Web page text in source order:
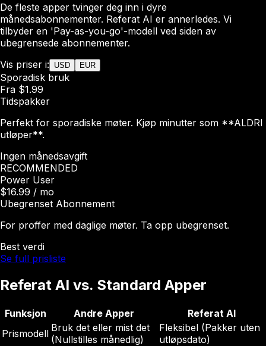
De fleste apper tvinger deg inn i dyre
månedsabonnementer. Referat AI er annerledes. Vi
tilbyder en 'Pay-as-you-go'-modell ved siden av
ubegrensede abonnementer.
Vis priser i:
USD EUR
Sporadisk bruk
Fra $1.99
Tidspakker
Perfekt for sporadiske møter. Kjøp minutter som **ALDRI
utløper**.
Ingen månedsavgift
RECOMMENDED
Power User
$16.99 / mo
Ubegrenset Abonnement
For proffer med daglige møter. Ta opp ubegrenset.
Best verdi
Se full prisliste
Referat AI vs. Standard Apper
Funksjon Andre Apper
Referat AI
Prismodell Bruk det eller mist det
(Nullstilles månedlig)
Fleksibel (Pakker uten
utløpsdato)